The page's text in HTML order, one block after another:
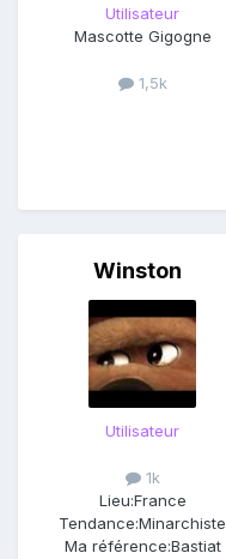
Utilisateur
Mascotte Gigogne
1,5k
Winston
Utilisateur
1k
Lieu:France
Tendance:Minarchiste
Ma référence:Bastiat